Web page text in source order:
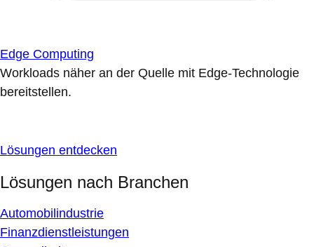
Edge Computing
Workloads näher an der Quelle mit Edge-Technologie
bereitstellen.
Lösungen entdecken
Lösungen nach Branchen
Automobilindustrie
Finanzdienstleistungen